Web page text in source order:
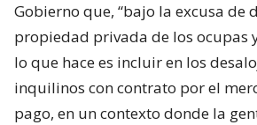
Gobierno que, “bajo la excusa de
propiedad privada de los ocupas
lo que hace es incluir en los
inquilinos con contrato por el
pago, en un contexto donde la